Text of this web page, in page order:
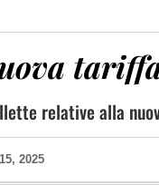
relative alla
2025